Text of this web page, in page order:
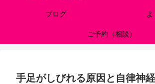
ブログ
ご予約（相談）
手足がしびれる原因と自律神